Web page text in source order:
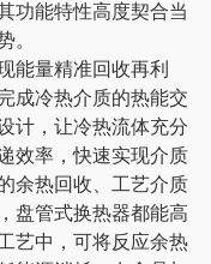
功能特性高度契合当
。
量精准回收再利
成冷热介质的热能交
计，让冷热流体充分
效率，快速实现介质
余热回收、工艺介质
盘管式换热器都能高
艺中，可将反应余热